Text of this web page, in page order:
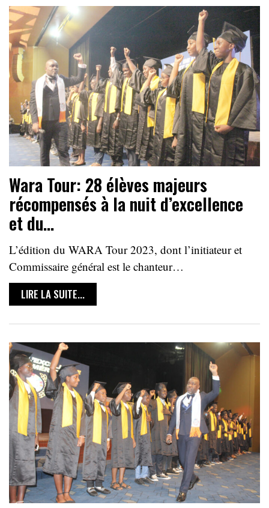
Wara Tour: 28 élèves majeurs
récompensés à la nuit d’excellence
et du…
L’édition du WARA Tour 2023, dont l’initiateur et
Commissaire général est le chanteur…
LIRE LA SUITE...